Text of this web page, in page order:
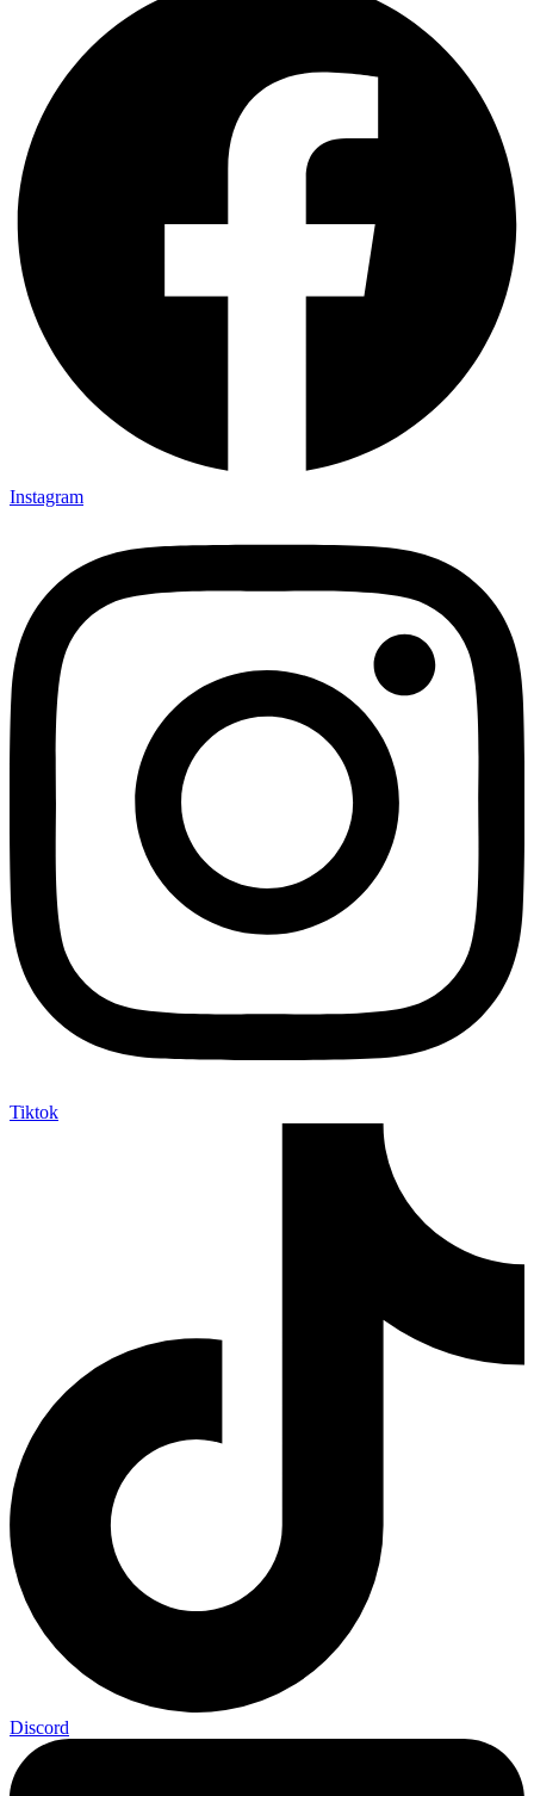
Instagram
Tiktok
Discord